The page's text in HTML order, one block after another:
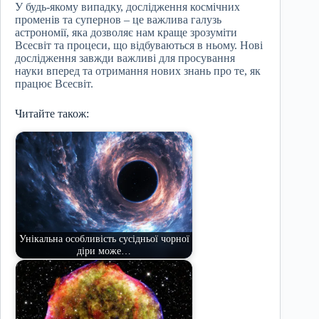
У будь-якому випадку, дослідження космічних
променів та супернов – це важлива галузь
астрономії, яка дозволяє нам краще зрозуміти
Всесвіт та процеси, що відбуваються в ньому. Нові
дослідження завжди важливі для просування
науки вперед та отримання нових знань про те, як
працює Всесвіт.
Читайте також:
Унікальна особливість сусідньої чорної
діри може…